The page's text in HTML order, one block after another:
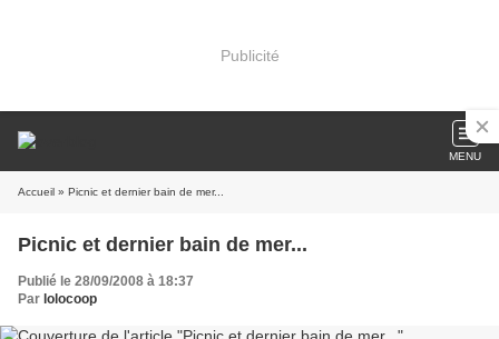
Publicité
MENU
Accueil » Picnic et dernier bain de mer...
Picnic et dernier bain de mer...
Publié le 28/09/2008 à 18:37
Par lolocoop